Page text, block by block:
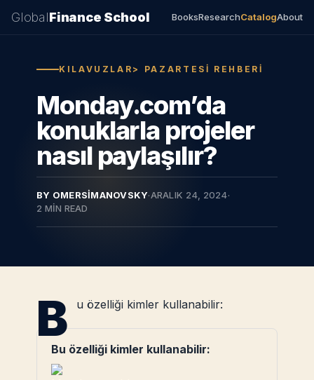
GlobalFinance School BooksResearchCatalogAbout
KILAVUZLAR> PAZARTESI REHBERI
Monday.com’da
konuklarla projeler
nasıl paylaşılır?
BY OMERSIMANOVSKY·ARALIK 24, 2024·
2 MIN READ
B u özelliği kimler kullanabilir:
Bu özelliği kimler kullanabilir: